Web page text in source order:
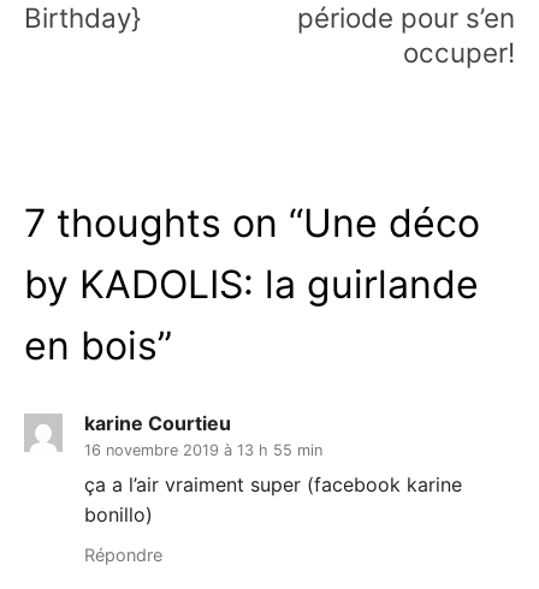
Birthday}
période pour s’en
occuper!
7 thoughts on “Une déco
by KADOLIS: la guirlande
en bois”
karine Courtieu
16 novembre 2019 à 13 h 55 min
ça a l’air vraiment super (facebook karine
bonillo)
Répondre